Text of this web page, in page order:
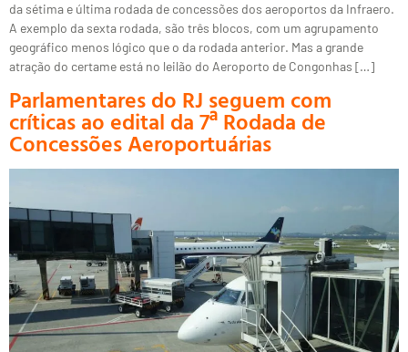
da sétima e última rodada de concessões dos aeroportos da Infraero.
A exemplo da sexta rodada, são três blocos, com um agrupamento
geográfico menos lógico que o da rodada anterior. Mas a grande
atração do certame está no leilão do Aeroporto de Congonhas […]
Parlamentares do RJ seguem com
críticas ao edital da 7ª Rodada de
Concessões Aeroportuárias